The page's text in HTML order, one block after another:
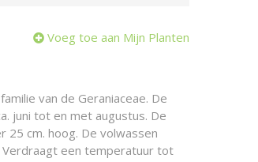
Voeg toe aan Mijn Planten
van de Geraniaceae. De
juni tot en met augustus. De
25 cm. hoog. De volwassen
Verdraagt een temperatuur tot